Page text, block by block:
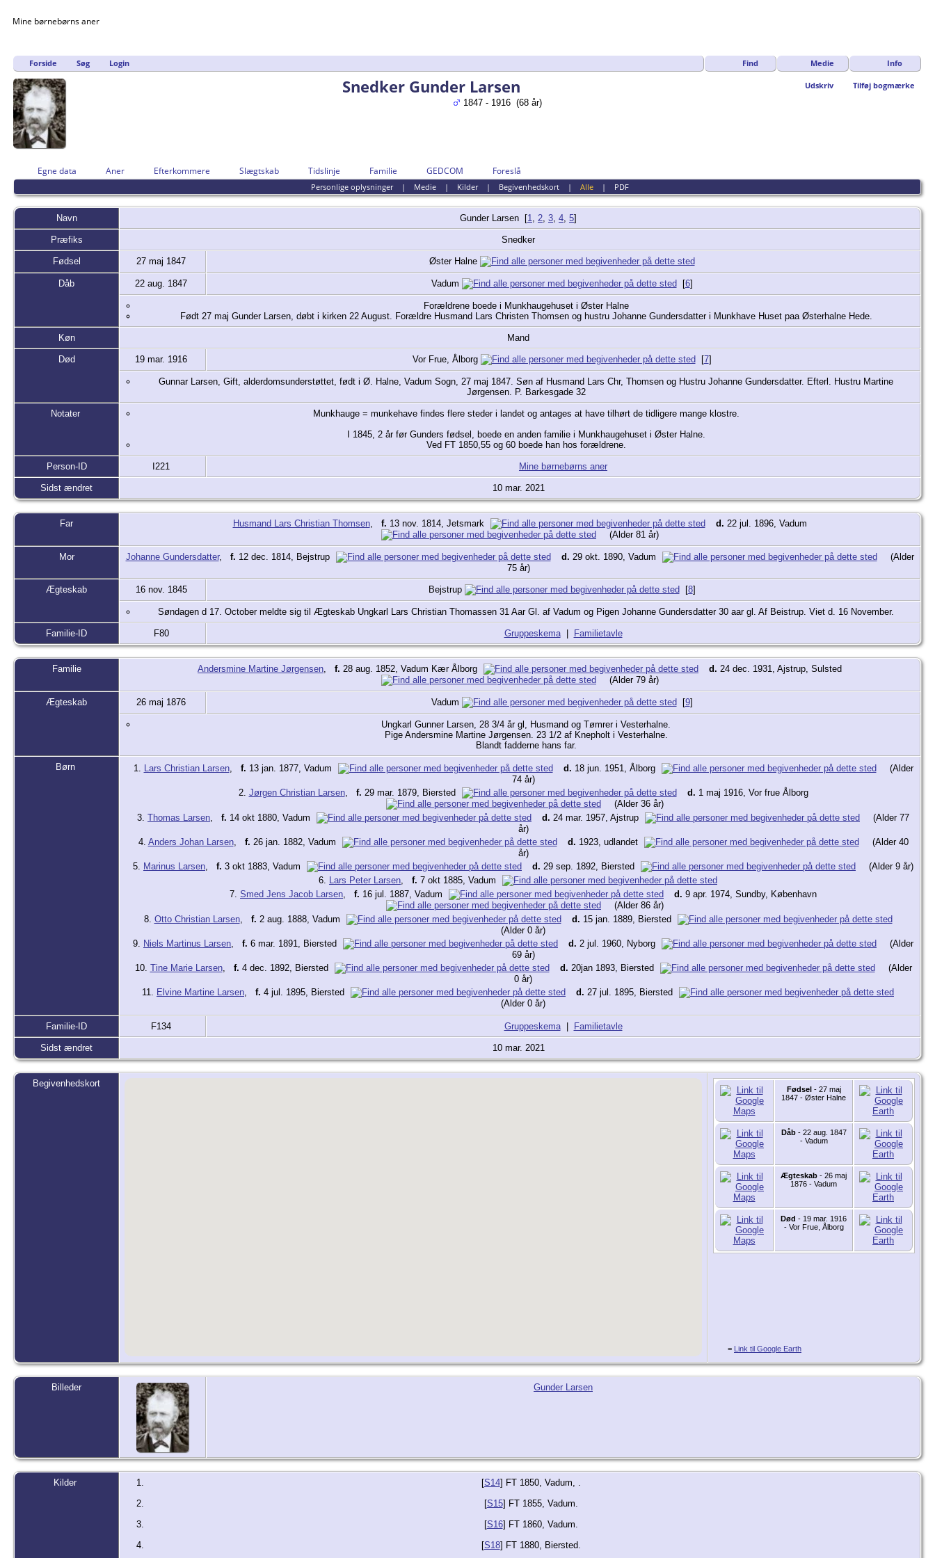
Mine børnebørns aner
Find Medie Info
Forside Søg Login
Udskriv Tilføj bogmærke
Snedker Gunder Larsen
1847 - 1916 (68 år)
Egne data Aner Efterkommere Slægtskab Tidslinje Familie GEDCOM Foreslå
Personlige oplysninger| Medie| Kilder| Begivenhedskort| Alle| PDF
Navn Gunder Larsen [1, 2, 3, 4, 5]
Præfiks Snedker
Fødsel 27 maj 1847 Øster Halne
Dåb 22 aug. 1847 Vadum [6]
Forældrene boede i Munkhaugehuset i Øster Halne
Født 27 maj Gunder Larsen, døbt i kirken 22 August. Forældre Husmand Lars Christen Thomsen og hustru Johanne Gundersdatter i Munkhave Huset paa Østerhalne Hede.
Køn Mand
Død 19 mar. 1916 Vor Frue, Ålborg [7]
Gunnar Larsen, Gift, alderdomsunderstøttet, født i Ø. Halne, Vadum Sogn, 27 maj 1847. Søn af Husmand Lars Chr, Thomsen og Hustru Johanne Gundersdatter. Efterl. Hustru Martine
Jørgensen. P. Barkesgade 32
Notater
Munkhauge = munkehave findes flere steder i landet og antages at have tilhørt de tidligere mange klostre.
I 1845, 2 år før Gunders fødsel, boede en anden familie i Munkhaugehuset i Øster Halne.
Ved FT 1850,55 og 60 boede han hos forældrene.
Person-ID I221 Mine børnebørns aner
Sidst ændret 10 mar. 2021
Far Husmand Lars Christian Thomsen, f. 13 nov. 1814, Jetsmark d. 22 jul. 1896, Vadum
(Alder 81 år)
Mor Johanne Gundersdatter, f. 12 dec. 1814, Bejstrup d. 29 okt. 1890, Vadum
(Alder
75 år)
Ægteskab 16 nov. 1845 Bejstrup [8]
Søndagen d 17. October meldte sig til Ægteskab Ungkarl Lars Christian Thomassen 31 Aar Gl. af Vadum og Pigen Johanne Gundersdatter 30 aar gl. Af Beistrup. Viet d. 16 November.
Familie-ID F80 Gruppeskema| Familietavle
Familie Andersmine Martine Jørgensen, f. 28 aug. 1852, Vadum Kær Ålborg d. 24 dec. 1931, Ajstrup, Sulsted
(Alder 79 år)
Ægteskab 26 maj 1876 Vadum [9]
Ungkarl Gunner Larsen, 28 3/4 år gl, Husmand og Tømrer i Vesterhalne.
Pige Andersmine Martine Jørgensen. 23 1/2 af Knepholt i Vesterhalne.
Blandt fadderne hans far.
Børn 1. Lars Christian Larsen, f. 13 jan. 1877, Vadum d. 18 jun. 1951, Ålborg
(Alder
74 år)
2. Jørgen Christian Larsen, f. 29 mar. 1879, Biersted d. 1 maj 1916, Vor frue Ålborg
(Alder 36 år)
3. Thomas Larsen, f. 14 okt 1880, Vadum d. 24 mar. 1957, Ajstrup
(Alder 77
år)
4. Anders Johan Larsen, f. 26 jan. 1882, Vadum d. 1923, udlandet
(Alder 40
år)
5. Marinus Larsen, f. 3 okt 1883, Vadum d. 29 sep. 1892, Biersted
(Alder 9 år)
6. Lars Peter Larsen, f. 7 okt 1885, Vadum
7. Smed Jens Jacob Larsen, f. 16 jul. 1887, Vadum d. 9 apr. 1974, Sundby, København
(Alder 86 år)
8. Otto Christian Larsen, f. 2 aug. 1888, Vadum d. 15 jan. 1889, Biersted
(Alder 0 år)
9. Niels Martinus Larsen, f. 6 mar. 1891, Biersted d. 2 jul. 1960, Nyborg
(Alder
69 år)
10. Tine Marie Larsen, f. 4 dec. 1892, Biersted d. 20jan 1893, Biersted
(Alder
0 år)
11. Elvine Martine Larsen, f. 4 jul. 1895, Biersted d. 27 jul. 1895, Biersted
(Alder 0 år)
Familie-ID F134 Gruppeskema| Familietavle
Sidst ændret 10 mar. 2021
Begivenhedskort
Fødsel - 27 maj
1847 - Øster Halne
Dåb- 22 aug. 1847
- Vadum
Ægteskab - 26 maj
1876 - Vadum
Død - 19 mar. 1916
- Vor Frue, Ålborg
= Link til Google Earth
Billeder Gunder Larsen
Kilder [S14] FT 1850, Vadum, .
[S15] FT 1855, Vadum.
[S16] FT 1860, Vadum.
[S18] FT 1880, Biersted.